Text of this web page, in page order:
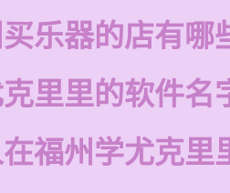
乐器的店有哪
里里的软件名
福州学尤克里